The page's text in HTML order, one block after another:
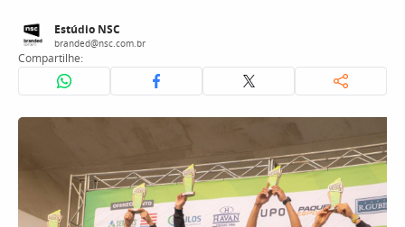
Estúdio NSC
branded@nsc.com.br
Compartilhe: